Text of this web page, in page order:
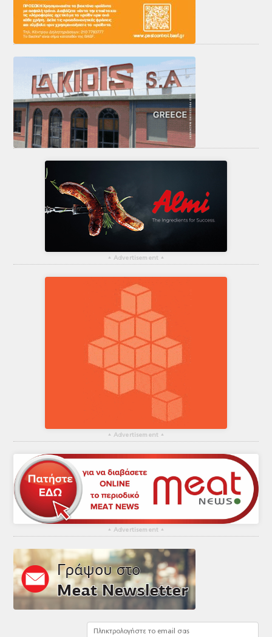
▴ Advertisement ▴
▴ Advertisement ▴
▴ Advertisement ▴